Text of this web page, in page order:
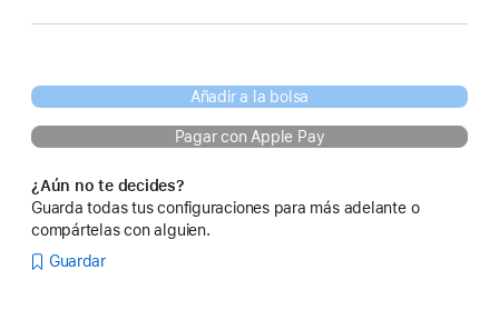
Añadir a la bolsa
Pagar con Apple Pay
¿Aún no te decides?
Guarda todas tus configuraciones para más adelante o
compártelas con alguien.
Guardar